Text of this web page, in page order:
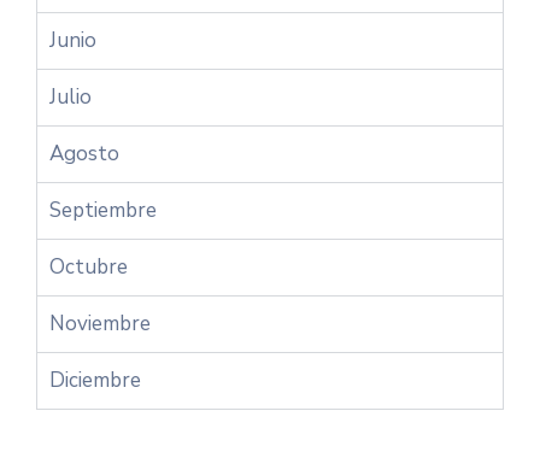
Junio
Julio
Agosto
Septiembre
Octubre
Noviembre
Diciembre